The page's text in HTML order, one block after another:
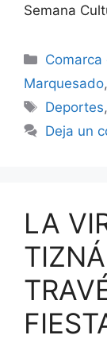
Semana
Marquesado,
Etiquetas
Deportes,
Deja un
LA